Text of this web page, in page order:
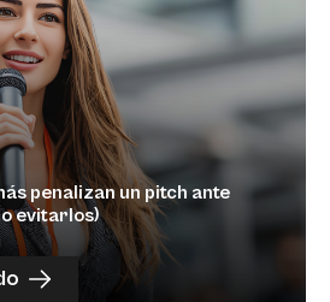
penalizan un pitch ante
evitarlos)